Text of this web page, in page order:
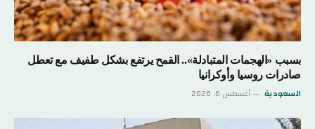
بسبب «الهجمات المتبادلة».. القمح يرتفع بشكل طفيف مع تعطل
صادرات روسيا وأوكرانيا
السعودية أغسطس 6, 2026